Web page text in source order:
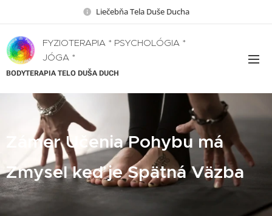
Liečebňa Tela Duše Ducha
FYZIOTERAPIA * PSYCHOLÓGIA *
JÓGA *
BODYTERAPIA TELO DUŠA DUCH
Zámer Učenia Pohybu má
Zmysel keď je Spätná Väzba